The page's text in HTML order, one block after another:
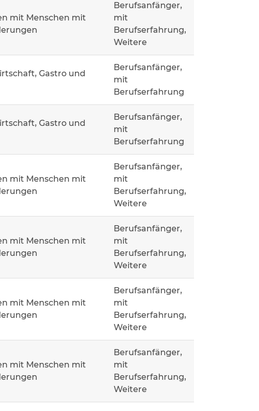
mit Menschen mit
Berufsanfänger,
mit
Berufserfahrung,
Weitere
Gastro und
Berufsanfänger,
mit
Berufserfahrung
Gastro und
Berufsanfänger,
mit
Berufserfahrung
mit Menschen mit
Berufsanfänger,
mit
Berufserfahrung,
Weitere
mit Menschen mit
Berufsanfänger,
mit
Berufserfahrung,
Weitere
mit Menschen mit
Berufsanfänger,
mit
Berufserfahrung,
Weitere
mit Menschen mit
Berufsanfänger,
mit
Berufserfahrung,
Weitere